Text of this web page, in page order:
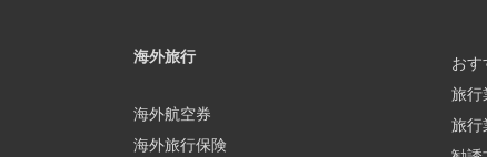
海外旅行
海外航空券
海外旅行保険
おす
旅行
旅行